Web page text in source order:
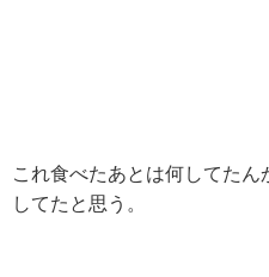
これ食べたあとは何してた
してたと思う。